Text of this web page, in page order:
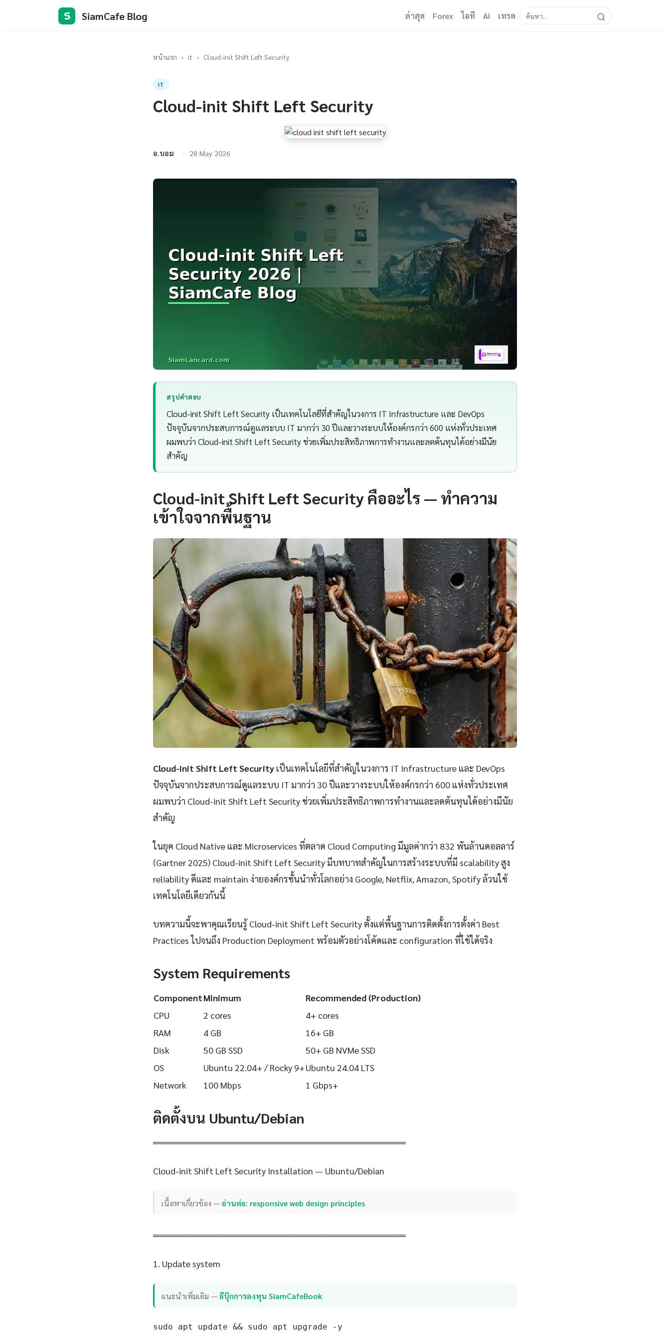
S SiamCafe Blog ล่าสุด Forex ไอที AI เทรด
หน้าแรก › it › Cloud-init Shift Left Security
IT
Cloud-init Shift Left Security
อ.บอม 28 May 2026
สรุปคำตอบ
Cloud-init Shift Left Security เป็นเทคโนโลยีที่สำคัญในวงการ IT Infrastructure และ DevOps
ปัจจุบันจากประสบการณ์ดูแลระบบ IT มากว่า 30 ปีและวางระบบให้องค์กรกว่า 600 แห่งทั่วประเทศ
ผมพบว่า Cloud-init Shift Left Security ช่วยเพิ่มประสิทธิภาพการทำงานและลดต้นทุนได้อย่างมีนัย
สำคัญ
Cloud-init Shift Left Security คืออะไร — ทำความ
เข้าใจจากพื้นฐาน
Cloud-init Shift Left Security เป็นเทคโนโลยีที่สำคัญในวงการ IT Infrastructure และ DevOps
ปัจจุบันจากประสบการณ์ดูแลระบบ IT มากว่า 30 ปีและวางระบบให้องค์กรกว่า 600 แห่งทั่วประเทศ
ผมพบว่า Cloud-init Shift Left Security ช่วยเพิ่มประสิทธิภาพการทำงานและลดต้นทุนได้อย่างมีนัย
สำคัญ
ในยุค Cloud Native และ Microservices ที่ตลาด Cloud Computing มีมูลค่ากว่า 832 พันล้านดอลลาร์
(Gartner 2025) Cloud-init Shift Left Security มีบทบาทสำคัญในการสร้างระบบที่มี scalability สูง
reliability ดีและ maintain ง่ายองค์กรชั้นนำทั่วโลกอย่าง Google, Netflix, Amazon, Spotify ล้วนใช้
เทคโนโลยีเดียวกันนี้
บทความนี้จะพาคุณเรียนรู้ Cloud-init Shift Left Security ตั้งแต่พื้นฐานการติดตั้งการตั้งค่า Best
Practices ไปจนถึง Production Deployment พร้อมตัวอย่างโค้ดและ configuration ที่ใช้ได้จริง
System Requirements
ComponentMinimum
Recommended (Production)
CPU
2 cores
4+ cores
RAM
4 GB
16+ GB
Disk
50 GB SSD
50+ GB NVMe SSD
OS
Ubuntu 22.04+ / Rocky 9+Ubuntu 24.04 LTS
Network
100 Mbps 1 Gbps+
ติดตั้งบน Ubuntu/Debian
═══════════════════════════════════════
Cloud-init Shift Left Security Installation — Ubuntu/Debian
เนื้อหาเกี่ยวข้อง —อ่านต่อ: responsive web design principles
═══════════════════════════════════════
1. Update system
แนะนำเพิ่มเติม —อีบุ๊กการลงทุน SiamCafeBook
sudo apt update && sudo apt upgrade -y